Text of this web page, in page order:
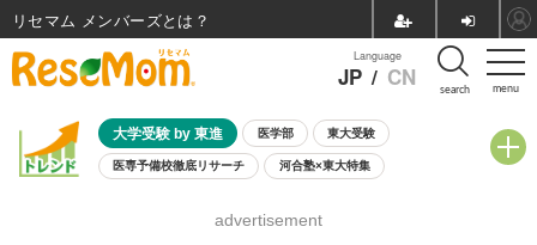
menu
Language
JP / CN search
大学受験 by 東進 医学部 東大受験
医専予備校徹底リサーチ 河合塾×東大特集
8月開催学校説明会・相談会
advertisement
リセマム メンバーズ